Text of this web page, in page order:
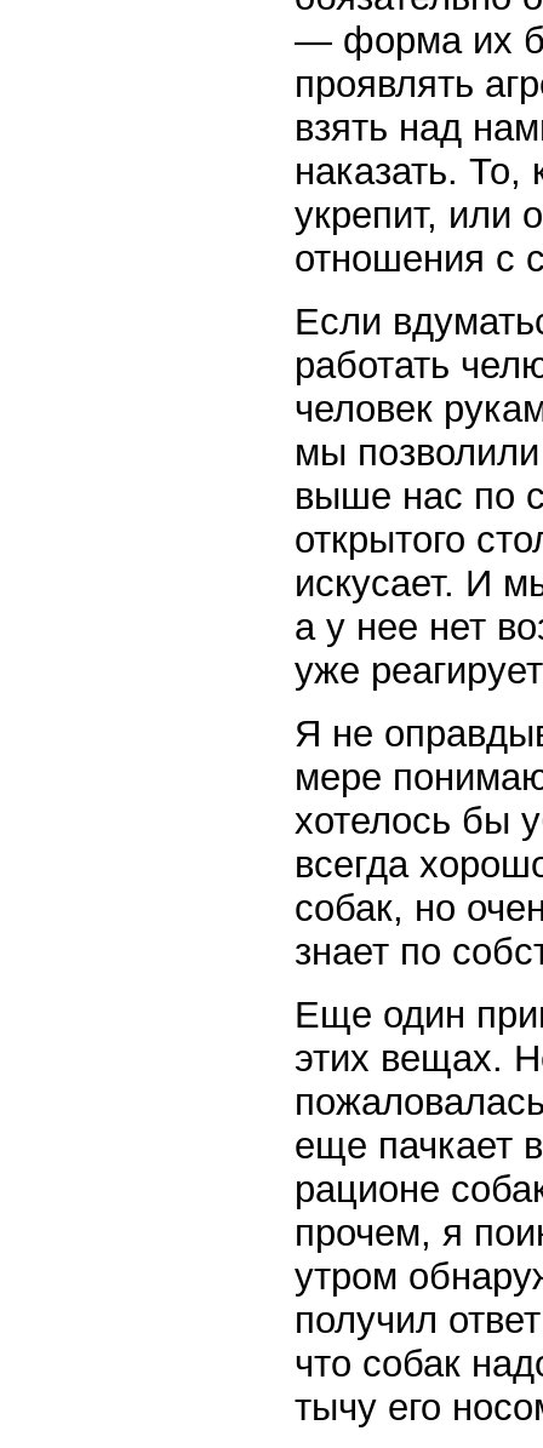
— форма их
проявлять
взять над
наказать.
укрепит, или
отношения с
Если
работать
человек
мы
выше нас по
открытого
искусает. И
а у нее нет
уже
Я не
мере
хотелось бы
всегда
собак, но
знает по
Еще один
этих вещах.
еще пачкает
рационе
прочем, я
утром
получил
что собак
тычу его